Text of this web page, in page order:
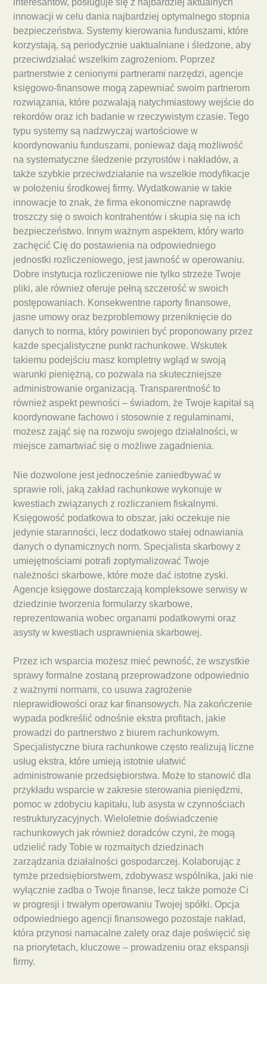
innowacji w celu dania najbardziej optymalnego stopnia
bezpieczeństwa. Systemy kierowania funduszami, które
korzystają, są periodycznie uaktualniane i śledzone, aby
przeciwdziałać wszelkim zagrożeniom. Poprzez
partnerstwie z cenionymi partnerami narzędzi, agencje
księgowo-finansowe mogą zapewniać swoim partnerom
rozwiązania, które pozwalają natychmiastowy wejście do
rekordów oraz ich badanie w rzeczywistym czasie. Tego
typu systemy są nadzwyczaj wartościowe w
koordynowaniu funduszami, ponieważ dają możliwość
na systematyczne śledzenie przyrostów i nakładów, a
także szybkie przeciwdziałanie na wszelkie modyfikacje
w położeniu środkowej firmy. Wydatkowanie w takie
innowacje to znak, że firma ekonomiczne naprawdę
troszczy się o swoich kontrahentów i skupia się na ich
bezpieczeństwo. Innym ważnym aspektem, który warto
zachęcić Cię do postawienia na odpowiedniego
jednostki rozliczeniowego, jest jawność w operowaniu.
Dobre instytucja rozliczeniowe nie tylko strzeże Twoje
pliki, ale również oferuje pełną szczerość w swoich
postępowaniach. Konsekwentne raporty finansowe,
jasne umowy oraz bezproblemowy przeniknięcie do
danych to norma, który powinien być proponowany przez
każde specjalistyczne punkt rachunkowe. Wskutek
takiemu podejściu masz kompletny wgląd w swoją
warunki pieniężną, co pozwala na skuteczniejsze
administrowanie organizacją. Transparentność to
również aspekt pewności – świadom, że Twoje kapitał są
koordynowane fachowo i stosownie z regulaminami,
możesz zająć się na rozwoju swojego działalności, w
miejsce zamartwiać się o możliwe zagadnienia.
Nie dozwolone jest jednocześnie zaniedbywać w
sprawie roli, jaką zakład rachunkowe wykonuje w
kwestiach związanych z rozliczaniem fiskalnymi.
Księgowość podatkowa to obszar, jaki oczekuje nie
jedynie staranności, lecz dodatkowo stałej odnawiania
danych o dynamicznych norm. Specjalista skarbowy z
umiejętnościami potrafi zoptymalizować Twoje
należności skarbowe, które może dać istotne zyski.
Agencje księgowe dostarczają kompleksowe serwisy w
dziedzinie tworzenia formularzy skarbowe,
reprezentowania wobec organami podatkowymi oraz
asysty w kwestiach usprawnienia skarbowej.
Przez ich wsparcia możesz mieć pewność, że wszystkie
sprawy formalne zostaną przeprowadzone odpowiednio
z ważnymi normami, co usuwa zagrożenie
nieprawidłowości oraz kar finansowych. Na zakończenie
wypada podkreślić odnośnie ekstra profitach, jakie
prowadzi do partnerstwo z biurem rachunkowym.
Specjalistyczne biura rachunkowe często realizują liczne
usług ekstra, które umieją istotnie ułatwić
administrowanie przedsiębiorstwa. Może to stanowić dla
przykładu wsparcie w zakresie sterowania pieniędzmi,
pomoc w zdobyciu kapitału, lub asysta w czynnościach
restrukturyzacyjnych. Wieloletnie doświadczenie
rachunkowych jak również doradców czyni, że mogą
udzielić rady Tobie w rozmaitych dziedzinach
zarządzania działalności gospodarczej. Kolaborując z
tymże przedsiębiorstwem, zdobywasz wspólnika, jaki nie
wyłącznie zadba o Twoje finanse, lecz także pomoże Ci
w progresji i trwałym operowaniu Twojej spółki. Opcja
odpowiedniego agencji finansowego pozostaje nakład,
która przynosi namacalne zalety oraz daje poświęcić się
na priorytetach, kluczowe – prowadzeniu oraz ekspansji
firmy.